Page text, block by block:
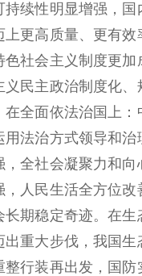
续性明显增强，
更高质量、更有
社会主义制度更
民主政治制度化
全面依法治国上
法治方式领导和
全社会凝聚力和
人民生活全方位
期稳定奇迹。在
重大步伐，我国
行装再出发，国